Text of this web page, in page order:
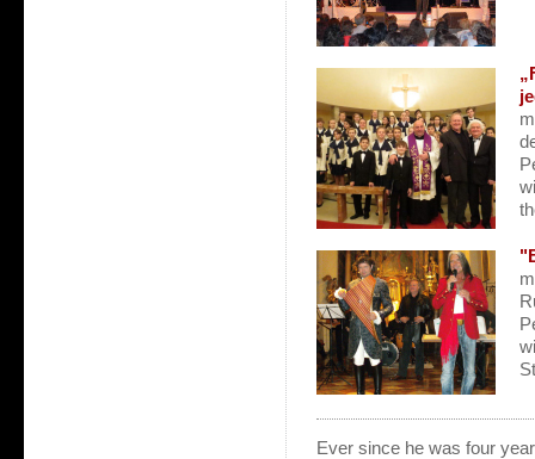
Ever since he was four